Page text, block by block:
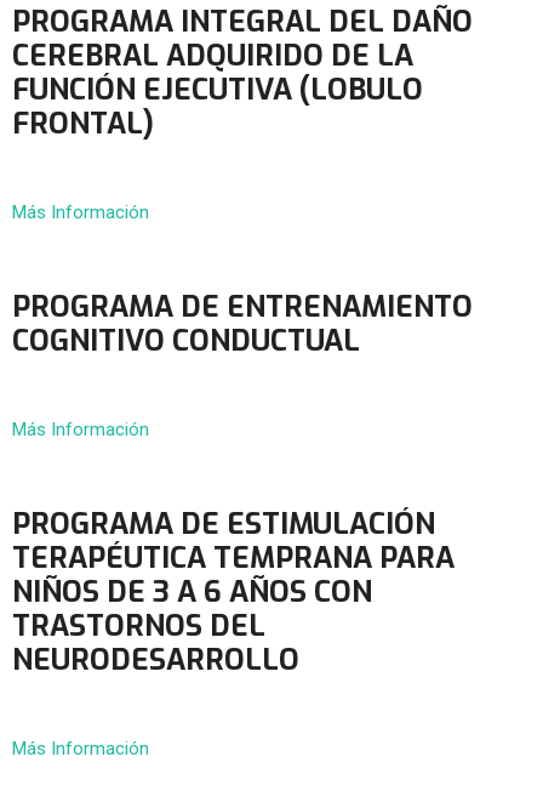
PROGRAMA INTEGRAL DEL DAÑO
CEREBRAL ADQUIRIDO DE LA
FUNCIÓN EJECUTIVA (LOBULO
FRONTAL)
Más Información
PROGRAMA DE ENTRENAMIENTO
COGNITIVO CONDUCTUAL
Más Información
PROGRAMA DE ESTIMULACIÓN
TERAPÉUTICA TEMPRANA PARA
NIÑOS DE 3 A 6 AÑOS CON
TRASTORNOS DEL
NEURODESARROLLO
Más Información